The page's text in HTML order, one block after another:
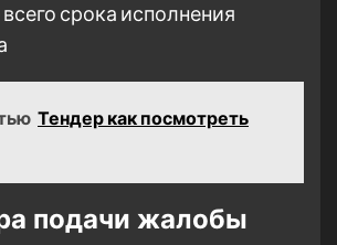
всего срока исполнения
Тендер как посмотреть
подачи жалобы